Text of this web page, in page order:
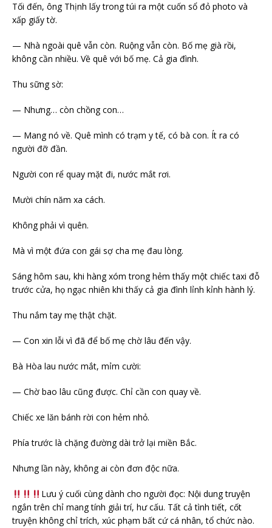
Tối đến, ông Thịnh lấy trong túi ra một cuốn sổ đỏ photo và
xấp giấy tờ.
— Nhà ngoài quê vẫn còn. Ruộng vẫn còn. Bố mẹ già rồi,
không cần nhiều. Về quê với bố mẹ. Cả gia đình.
Thu sững sờ:
— Nhưng… còn chồng con…
— Mang nó về. Quê mình có trạm y tế, có bà con. Ít ra có
người đỡ đần.
Người con rể quay mặt đi, nước mắt rơi.
Mười chín năm xa cách.
Không phải vì quên.
Mà vì một đứa con gái sợ cha mẹ đau lòng.
Sáng hôm sau, khi hàng xóm trong hẻm thấy một chiếc taxi đỗ
trước cửa, họ ngạc nhiên khi thấy cả gia đình lỉnh kỉnh hành lý.
Thu nắm tay mẹ thật chặt.
— Con xin lỗi vì đã để bố mẹ chờ lâu đến vậy.
Bà Hòa lau nước mắt, mỉm cười:
— Chờ bao lâu cũng được. Chỉ cần con quay về.
Chiếc xe lăn bánh rời con hẻm nhỏ.
Phía trước là chặng đường dài trở lại miền Bắc.
Nhưng lần này, không ai còn đơn độc nữa.
Lưu ý cuối cùng dành cho người đọc: Nội dung truyện
ngắn trên chỉ mang tính giải trí, hư cấu. Tất cả tình tiết, cốt
truyện không chỉ trích, xúc phạm bất cứ cá nhân, tổ chức nào.